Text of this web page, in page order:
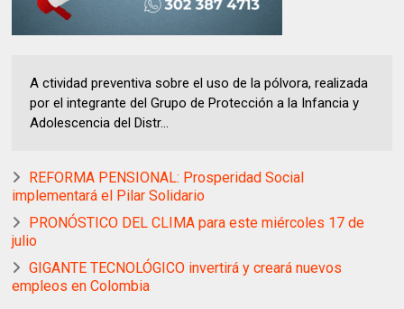
A ctividad preventiva sobre el uso de la pólvora, realizada
por el integrante del Grupo de Protección a la Infancia y
Adolescencia del Distr...
REFORMA PENSIONAL: Prosperidad Social
implementará el Pilar Solidario
PRONÓSTICO DEL CLIMA para este miércoles 17 de
julio
GIGANTE TECNOLÓGICO invertirá y creará nuevos
empleos en Colombia